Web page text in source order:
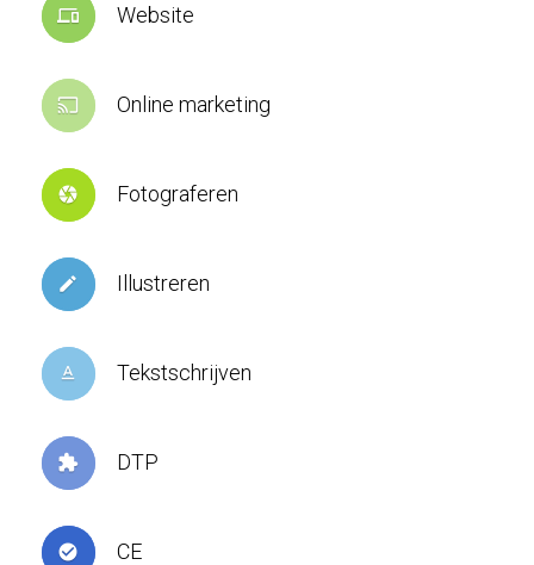
devices Website
cast Online marketing
camera Fotograferen
create Illustreren
text_format Tekstschrijven
extension DTP
check_circle CE